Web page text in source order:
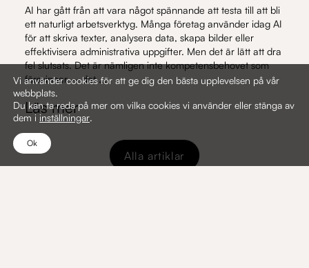
AI har gått från att vara något spännande att testa till att bli
ett naturligt arbetsverktyg. Många företag använder idag AI
för att skriva texter, analysera data, skapa bilder eller
effektivisera administrativa uppgifter. Men det är lätt att dra
fel slutsats. Det är nämligen inte kompetensbehovet som
försvinner – det ...
Läs mer
Alla artiklar
Vi använder cookies för att ge dig den bästa upplevelsen på vår
webbplats.
Du kan ta reda på mer om vilka cookies vi använder eller stänga av
dem i inställningar.
Ok